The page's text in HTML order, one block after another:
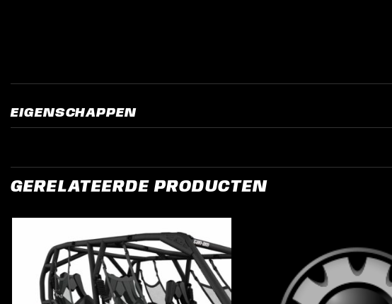
EIGENSCHAPPEN
GERELATEERDE PRODUCTEN